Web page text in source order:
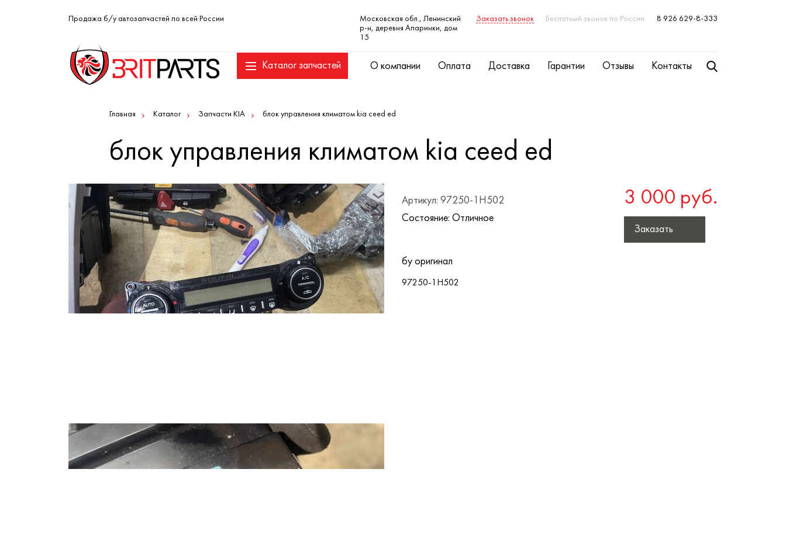
Каталог запчастей О компании Оплата Доставка Гарантии Отзывы Контакты
Продажа б/у автозапчастей по всей России
Московская обл., Ленинский
р-н, деревня Апаринки, дом
15
Заказать звонок Беслатный звонок по России: 8 926 629-8-333
Главная Каталог Запчасти KIA блок управления климатом kia ceed ed
блок управления климатом kia ceed ed
3 000 руб.
Заказать
Артикул: 97250-1H502
Состояние: Отличное
бу оригинал
97250-1H502